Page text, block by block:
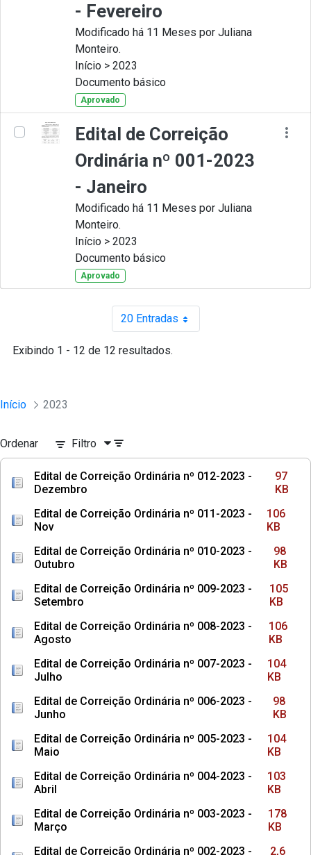
- Fevereiro
Modificado há 11 Meses por Juliana
Monteiro.
Início > 2023
Documento básico
Aprovado
Edital de Correição
Ordinária nº 001-2023
- Janeiro
Modificado há 11 Meses por Juliana
Monteiro.
Início > 2023
Documento básico
Aprovado
20 EntradasPor página
Exibindo 1 - 12 de 12 resultados.
Início 2023
Ordenar Filtro
Edital de Correição Ordinária nº 012-2023 -
Dezembro
97
KB
Edital de Correição Ordinária nº 011-2023 -
Nov
106
KB
Edital de Correição Ordinária nº 010-2023 -
Outubro
98
KB
Edital de Correição Ordinária nº 009-2023 -
Setembro
105
KB
Edital de Correição Ordinária nº 008-2023 -
Agosto
106
KB
Edital de Correição Ordinária nº 007-2023 -
Julho
104
KB
Edital de Correição Ordinária nº 006-2023 -
Junho
98
KB
Edital de Correição Ordinária nº 005-2023 -
Maio
104
KB
Edital de Correição Ordinária nº 004-2023 -
Abril
103
KB
Edital de Correição Ordinária nº 003-2023 -
Março
178
KB
Edital de Correição Ordinária nº 002-2023 -
2,6